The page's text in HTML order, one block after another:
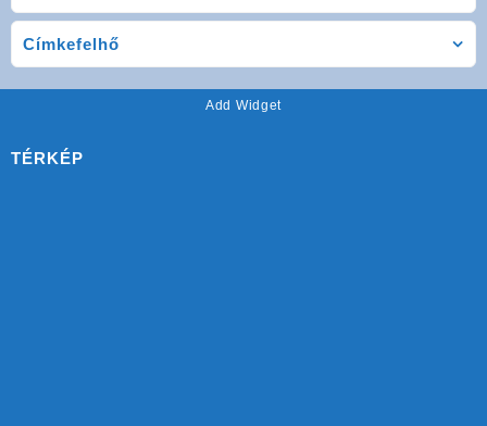
Címkefelhő
Add Widget
TÉRKÉP